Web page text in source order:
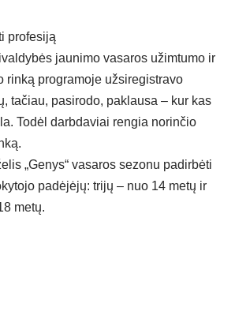
profesiją
jaunimo vasaros užimtumo ir
rinką programoje užsiregistravo
tačiau, pasirodo, paklausa – kur kas
Todėl darbdaviai rengia norinčio
„Genys“ vasaros sezonu padirbėti
padėjėjų: trijų – nuo 14 metų ir
metų.